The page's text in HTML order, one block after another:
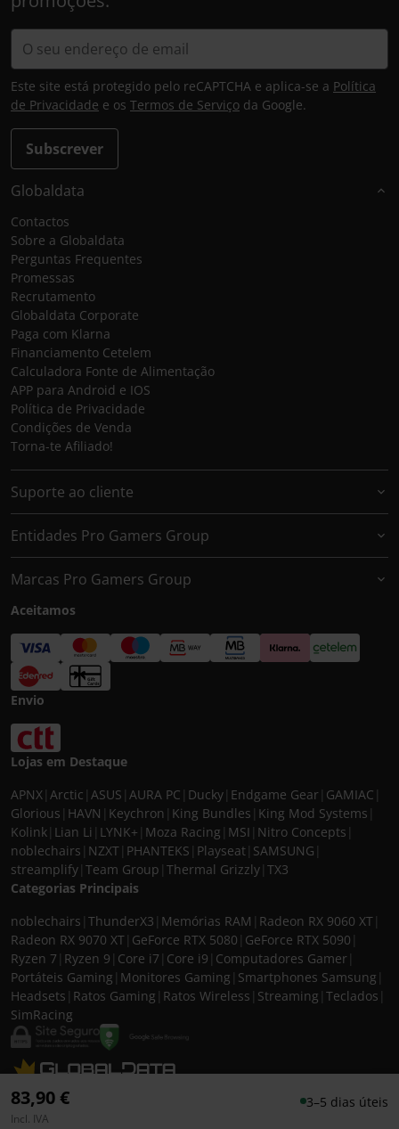
83,90 € 3–5 dias úteis
Incl. IVA
Subscrever
Este site está protegido pelo reCAPTCHA e aplica-se a Política
de Privacidade e os Termos de Serviço da Google.
Globaldata
Contactos
Sobre a Globaldata
Perguntas Frequentes
Promessas
Recrutamento
Globaldata Corporate
Paga com Klarna
Financiamento Cetelem
Calculadora Fonte de Alimentação
APP para Android e IOS
Política de Privacidade
Condições de Venda
Torna-te Afiliado!
Suporte ao cliente
Entidades Pro Gamers Group
Marcas Pro Gamers Group
Aceitamos
Envio
Lojas em Destaque
APNX Arctic ASUS AURA PC Ducky Endgame Gear GAMIAC
Glorious HAVN Keychron King Bundles King Mod Systems
Kolink Lian Li LYNK+ Moza Racing MSI Nitro Concepts
noblechairs NZXT PHANTEKS Playseat SAMSUNG
streamplify Team Group Thermal Grizzly TX3
Categorias Principais
noblechairs ThunderX3 Memórias RAM Radeon RX 9060 XT
Radeon RX 9070 XT GeForce RTX 5080 GeForce RTX 5090
Ryzen 7 Ryzen 9 Core i7 Core i9 Computadores Gamer
Portáteis Gaming Monitores Gaming Smartphones Samsung
Headsets Ratos Gaming Ratos Wireless Streaming Teclados
SimRacing
© 2026 CASEKING IBERIA. TODOS OS DIREITOS RESERVADOS. IVA incluído à
taxa em vigor para todos os produtos. As fotos apresentadas podem não
corresponder às configurações descritas. Preços e especificações sujeitos a